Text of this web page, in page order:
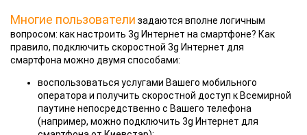
Многие пользователи задаются вполне логичным
вопросом: как настроить 3g Интернет на смартфоне? Как
правило, подключить скоростной 3g Интернет для
смартфона можно двумя способами:
воспользоваться услугами Вашего мобильного
оператора и получить скоростной доступ к Всемирной
паутине непосредственно с Вашего телефона
(например, можно подключить 3g Интернет для